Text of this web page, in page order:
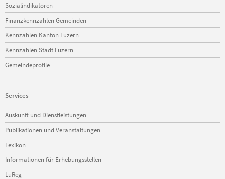
Sozialindikatoren
Finanzkennzahlen Gemeinden
Kennzahlen Kanton Luzern
Kennzahlen Stadt Luzern
Gemeindeprofile
Services
Navigation
überspringen
Auskunft und Dienstleistungen
Publikationen und Veranstaltungen
Lexikon
Informationen für Erhebungsstellen
LuReg